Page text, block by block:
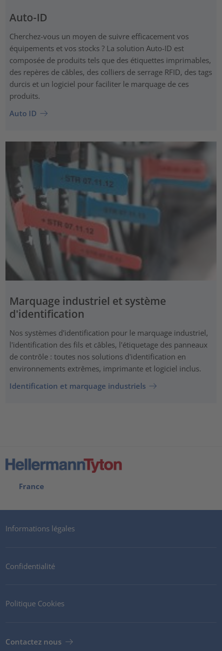
Auto-ID
Cherchez-vous un moyen de suivre efficacement vos
équipements et vos stocks ? La solution Auto-ID est
composée de produits tels que des étiquettes imprimables,
des repères de câbles, des colliers de serrage RFID, des tags
durcis et un logiciel pour faciliter le marquage de ces
produits.
Auto ID
Marquage industriel et système
d'identification
Nos systèmes d'identification pour le marquage industriel,
l'identification des fils et câbles, l'étiquetage des panneaux
de contrôle : toutes nos solutions d'identification en
environnements extrêmes, imprimante et logiciel inclus.
Identification et marquage industriels
France
Informations légales
Confidentialité
Politique Cookies
Contactez nous